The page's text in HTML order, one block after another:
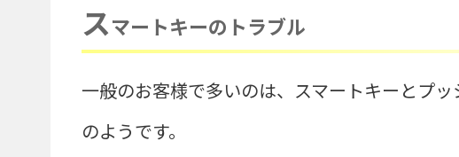
スマートキーのトラブル
一般のお客様で多いのは、スマートキーとプ
のようです。